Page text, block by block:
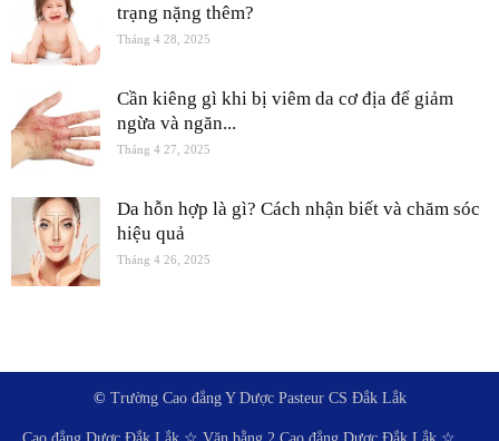
trạng nặng thêm?
Tháng 4 28, 2025
Cần kiêng gì khi bị viêm da cơ địa để giảm
ngừa và ngăn...
Tháng 4 27, 2025
Da hỗn hợp là gì? Cách nhận biết và chăm sóc
hiệu quả
Tháng 4 26, 2025
© Trường Cao đẳng Y Dược Pasteur CS Đắk Lắk
Cao đẳng Dược Đắk Lắk ☆ Văn bằng 2 Cao đẳng Dược Đắk Lắk ☆